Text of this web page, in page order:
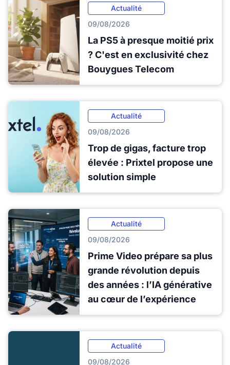
Actualité
09/08/2026
La PS5 à presque moitié prix
? C'est en exclusivité chez
Bouygues Telecom
Actualité
09/08/2026
Trop de gigas, facture trop
élevée : Prixtel propose une
solution simple
Actualité
09/08/2026
Prime Video prépare sa plus
grande révolution depuis
des années : l’IA générative
au cœur de l’expérience
Actualité
09/08/2026